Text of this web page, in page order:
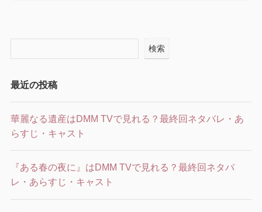
検索
最近の投稿
華麗なる遺産はDMM TVで見れる？最終回ネタバレ・あ
らすじ・キャスト
『ある春の夜に』はDMM TVで見れる？最終回ネタバ
レ・あらすじ・キャスト